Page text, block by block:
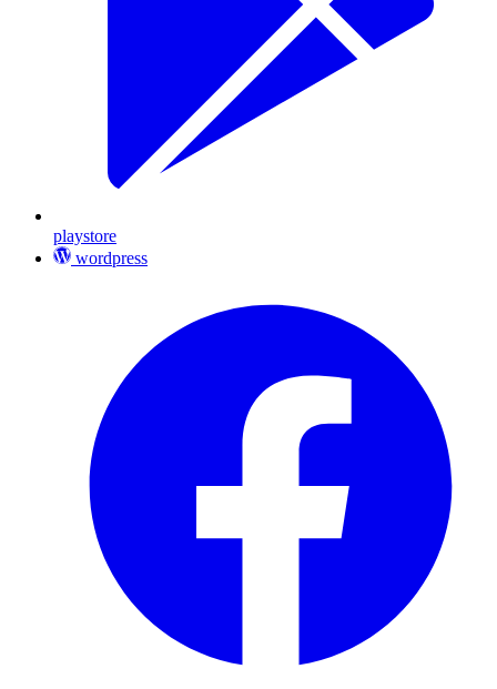
playstore
wordpress